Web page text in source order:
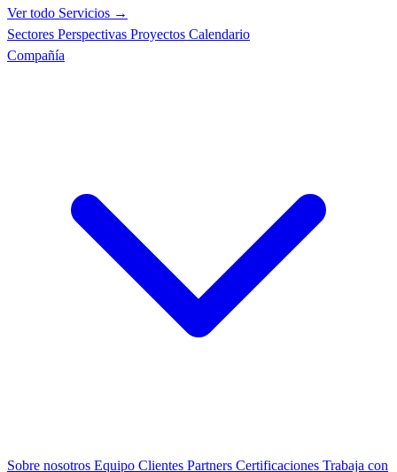
Ver todo Servicios →
Sectores Perspectivas Proyectos Calendario
Compañía
Sobre nosotros Equipo Clientes Partners Certificaciones Trabaja con